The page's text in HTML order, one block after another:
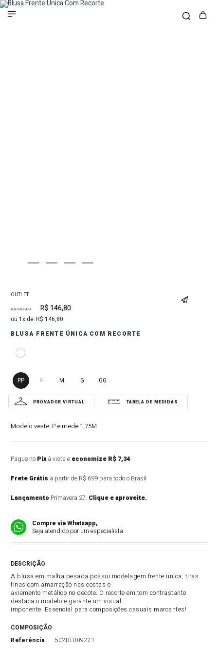
OUTLET
R$ 367,00 R$ 146,80
1 R$ 146,80
BLUSA FRENTE ÚNICA COM RECORTE
PP P M G GG
Modelo veste: P e mede 1,75M
Pague no Pixà vista e economize R$ 7,34
Frete Grátis a partir de R$ 699 para todo o Brasil
Lançamento Primavera 27. Clique e aproveite.
Compre via Whatsapp,
Seja atendido por um especialista
A blusa em malha pesada possui modelagem frente única, tiras
finas com amarração nas costas e
aviamento metálico no decote. O recorte em tom contrastante
destaca o modelo e garante um visual
imponente. Essencial para composições casuais marcantes!
COMPOSIÇÃO
referência
502BL009221